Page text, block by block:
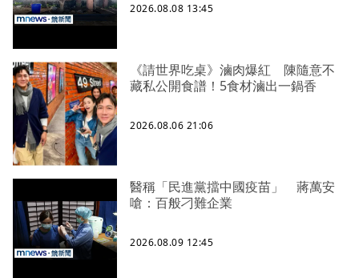
2026.08.08 13:45
《請世界吃桌》滷肉爆紅 陳隨意不
藏私公開食譜！5食材滷出一鍋香
2026.08.06 21:06
醫稱「民進黨擋中國疫苗」 蔣萬安
嗆：百般刁難企業
2026.08.09 12:45